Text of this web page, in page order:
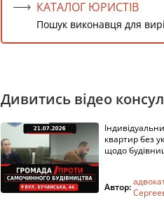
КАТАЛОГ ЮРИСТІВ
Пошук виконавця для
Дивитись відео
квартир без
щодо
Автор: